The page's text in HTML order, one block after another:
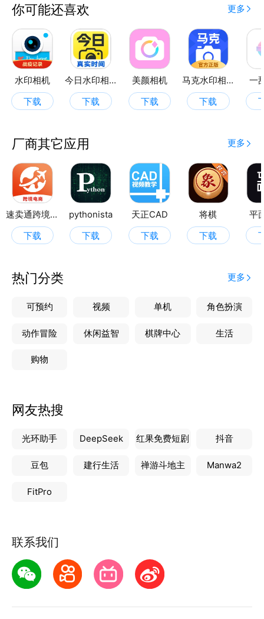
产品特点如下：
1、自定义规格轻松制作
从职场工作、各类资格证报名考试，图像信息采集，再
到各国签证照的制作......电子证件照管家支持自定义规
格，设置像素尺寸，文件大小，分辨率，任意规格轻松
获取。
强大的人像识别在保证证件照不失真的情况下，对照片
人像进行自然美化，让您的证件照更加引人注目。
3、精美正装智能替换
女装、男装、童装等多套正装模板，可供您任意选择，
智能贴合人像，秒换正装，让您的证件照看起来更专
业。
自定义抠图
快速冲印--编辑完照片后，可以选择保存电子版或冲印
4、专业的职业形象照拍摄制作，全身照抠图，多套底
一张专业的职业形象照将突出您独特的气质，彰显您的
5、个人职业形象照，彰显职业自信
你可能还喜欢 更多
水印相机
下载
今日水印相机
下载
美颜相机
下载
马克水印相机
下载
一
厂商其它应用 更多
速卖通跨境电商
下载
pythonista
下载
天正CAD
下载
将棋
下载
平
热门分类 更多
可预约 视频 单机 角色扮演
动作冒险 休闲益智 棋牌中心 生活
购物
网友热搜
光环助手 DeepSeek 红果免费短剧 抖音
豆包 建行生活 禅游斗地主 Manwa2
FitPro
联系我们